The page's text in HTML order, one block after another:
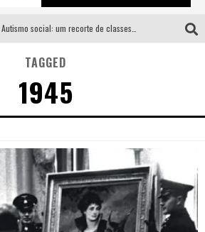
A subida da rampa é diferente!
Faça o bem! Mas, sem olhar a quem!?
Novo single de Arnaldo Tifu, “De Testa” explora brasilidade em sons, cores e símbolos
TAGGED
1945